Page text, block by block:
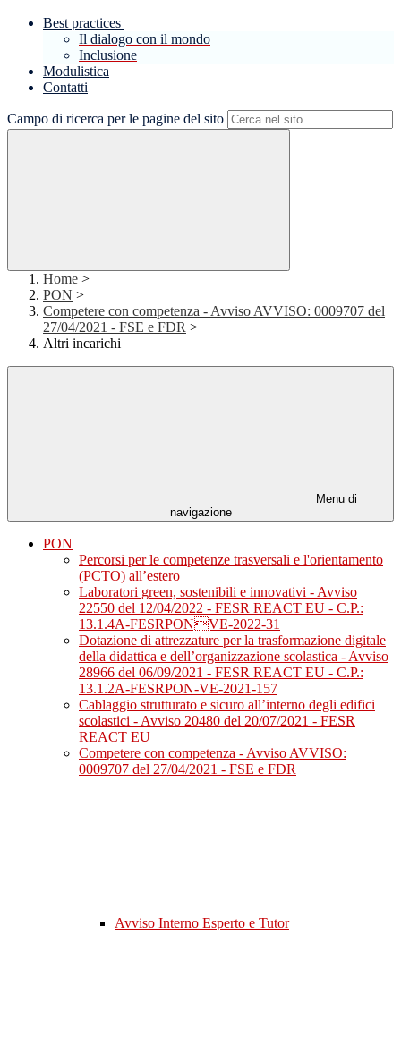
Best practices
Il dialogo con il mondo
Inclusione
Modulistica
Contatti
Campo di ricerca per le pagine del sito
Home >
PON >
Competere con competenza - Avviso AVVISO: 0009707 del
27/04/2021 - FSE e FDR >
Altri incarichi
Menu di
navigazione
PON
Percorsi per le competenze trasversali e l'orientamento
(PCTO) all’estero
Laboratori green, sostenibili e innovativi - Avviso
22550 del 12/04/2022 - FESR REACT EU - C.P.:
13.1.4A-FESRPONVE-2022-31
Dotazione di attrezzature per la trasformazione digitale
della didattica e dell’organizzazione scolastica - Avviso
28966 del 06/09/2021 - FESR REACT EU - C.P.:
13.1.2A-FESRPON-VE-2021-157
Cablaggio strutturato e sicuro all’interno degli edifici
scolastici - Avviso 20480 del 20/07/2021 - FESR
REACT EU
Competere con competenza - Avviso AVVISO:
0009707 del 27/04/2021 - FSE e FDR
Avviso Interno Esperto e Tutor